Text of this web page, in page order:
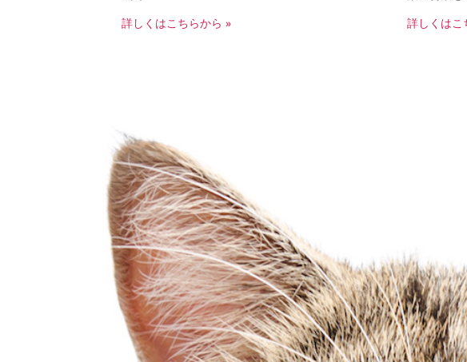
詳しくはこちらから » 詳しくはこ